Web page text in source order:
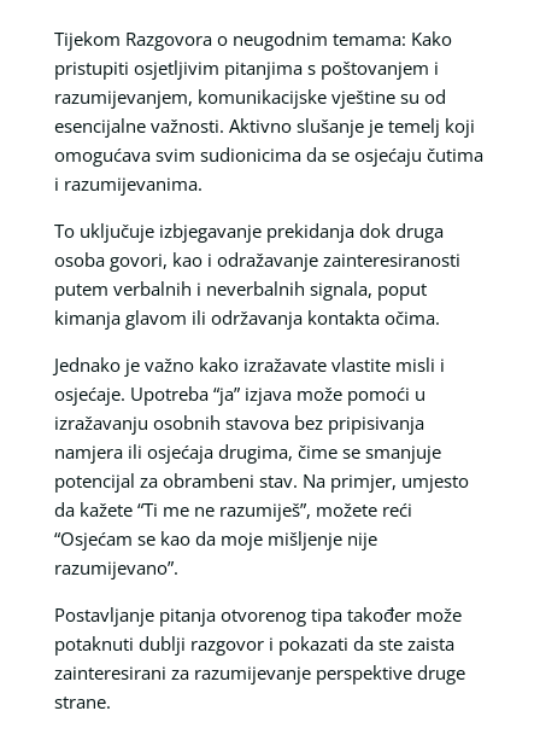
Tijekom Razgovora o neugodnim temama: Kako
pristupiti osjetljivim pitanjima s poštovanjem i
razumijevanjem, komunikacijske vještine su od
esencijalne važnosti. Aktivno slušanje je temelj koji
omogućava svim sudionicima da se osjećaju čutima
i razumijevanima.
To uključuje izbjegavanje prekidanja dok druga
osoba govori, kao i odražavanje zainteresiranosti
putem verbalnih i neverbalnih signala, poput
kimanja glavom ili održavanja kontakta očima.
Jednako je važno kako izražavate vlastite misli i
osjećaje. Upotreba “ja” izjava može pomoći u
izražavanju osobnih stavova bez pripisivanja
namjera ili osjećaja drugima, čime se smanjuje
potencijal za obrambeni stav. Na primjer, umjesto
da kažete “Ti me ne razumiješ”, možete reći
“Osjećam se kao da moje mišljenje nije
razumijevano”.
Postavljanje pitanja otvorenog tipa također može
potaknuti dublji razgovor i pokazati da ste zaista
zainteresirani za razumijevanje perspektive druge
strane.